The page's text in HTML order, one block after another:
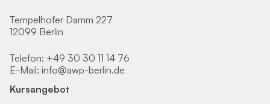
Tempelhofer Damm 227
12099 Berlin
Telefon: +49 30 30 11 14 76
E-Mail: info@awp-berlin.de
Kursangebot